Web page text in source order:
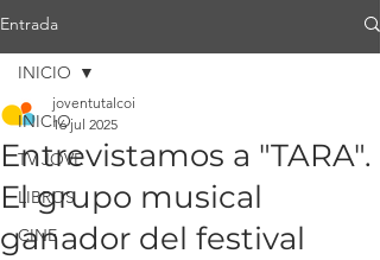
Entrada
INICIO
TV JOVE
LIBROS
CINE
INICIO
Entrevistamos a "TARA".
El grupo musical
ganador del festival
joventutalcoi
16 jul 2025